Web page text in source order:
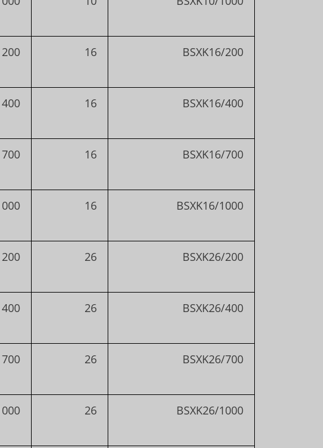
BSXK16/200
16
200
BSXK16/400
16
400
BSXK16/700
16
700
BSXK16/1000
16
BSXK26/200
26
200
BSXK26/400
26
400
BSXK26/700
26
700
BSXK26/1000
26